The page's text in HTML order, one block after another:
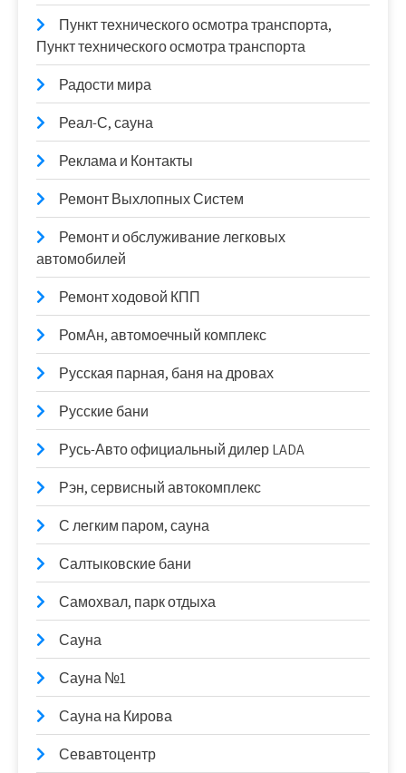
Пункт технического осмотра транспорта,
Пункт технического осмотра транспорта
Радости мира
Реал-С, сауна
Реклама и Контакты
Ремонт Выхлопных Систем
Ремонт и обслуживание легковых
автомобилей
Ремонт ходовой КПП
РомАн, автомоечный комплекс
Русская парная, баня на дровах
Русские бани
Русь-Авто официальный дилер LADA
Рэн, сервисный автокомплекс
С легким паром, сауна
Салтыковские бани
Самохвал, парк отдыха
Сауна
Сауна №1
Сауна на Кирова
Севавтоцентр